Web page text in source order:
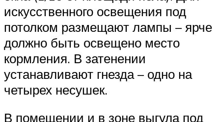
искусственного освещения под
потолком размещают лампы – ярче
должно быть освещено место
кормления. В затенении
устанавливают гнезда – одно на
четырех несушек.
В помещении и в зоне выгула под